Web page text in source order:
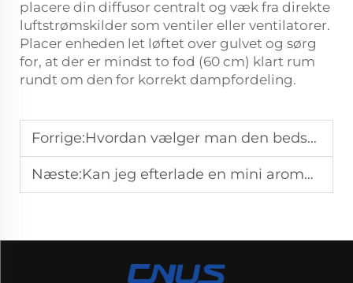
placere din diffusor centralt og væk fra direkte
luftstrømskilder som ventiler eller ventilatorer.
Placer enheden let løftet over gulvet og sørg
for, at der er mindst to fod (60 cm) klart rum
rundt om den for korrekt dampfordeling.
Forrige:Hvordan vælger man den bedste rumdiffusor til forskellige rumstørrelser?
Næste:Kan jeg efterlade en mini aromaterapi-diffusor i gang hele natten uden helbredsrisiko?